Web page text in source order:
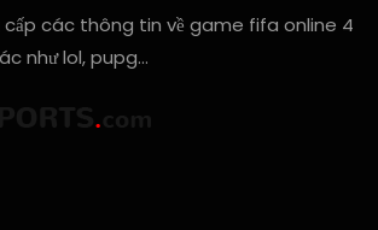
các thông tin về game fifa online 4
như lol, pupg…